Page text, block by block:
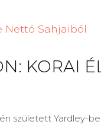
Nettó Sahjaiból
KORAI
született Yardley-